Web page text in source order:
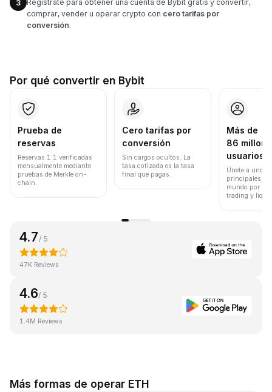
3
Regístrate para obtener una cuenta de Bybit gratis y convertir,
comprar, vender u operar crypto con cero tarifas por
conversión.
Por qué convertir en Bybit
Prueba de
reservas
Reservas 1:1 verificadas
mensualmente mediante
pruebas de Merkle on-
chain.
Cero tarifas por
conversión
Sin cargos ocultos. La
tasa cotizada es la tasa
final que pagas.
Más de
86
usuarios
Únete a uno
principales
mundo por
trading y
4.7 / 5
47K Reviews
4.6/ 5
1.4M Reviews
Más formas de operar ETH